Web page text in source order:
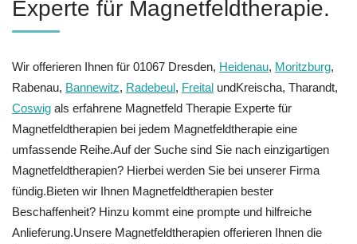
Experte für Magnetfeldtherapie.
Wir offerieren Ihnen für 01067 Dresden, Heidenau, Moritzburg,
Rabenau, Bannewitz, Radebeul, Freital undKreischa, Tharandt,
Coswig als erfahrene Magnetfeld Therapie Experte für
Magnetfeldtherapien bei jedem Magnetfeldtherapie eine
umfassende Reihe.Auf der Suche sind Sie nach einzigartigen
Magnetfeldtherapien? Hierbei werden Sie bei unserer Firma
fündig.Bieten wir Ihnen Magnetfeldtherapien bester
Beschaffenheit? Hinzu kommt eine prompte und hilfreiche
Anlieferung.Unsere Magnetfeldtherapien offerieren Ihnen die